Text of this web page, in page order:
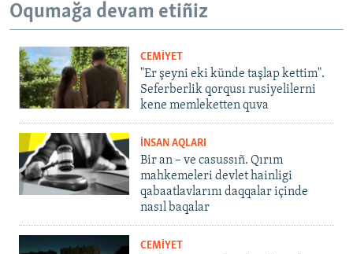
Oqumağa devam etiñiz
CEMİYET
"Er şeyni eki künde taşlap kettim".
Seferberlik qorqusı rusiyelilerni
kene memleketten quva
İNSAN AQLARI
Bir an – ve casussıñ. Qırım
mahkemeleri devlet hainligi
qabaatlavlarını daqqalar içinde
nasıl baqalar
CEMİYET